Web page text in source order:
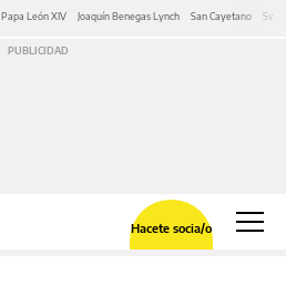
Papa León XIV Joaquín Benegas Lynch San Cayetano
Hacete socia/o